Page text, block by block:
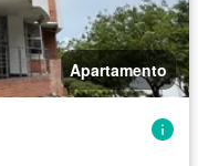
Apartamento